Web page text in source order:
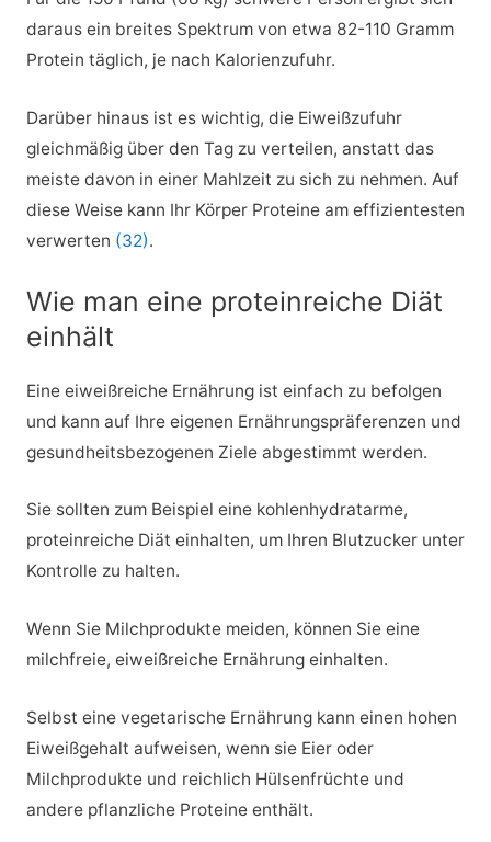
daraus ein breites Spektrum von etwa 82-110 Gramm
Protein täglich, je nach Kalorienzufuhr.
Darüber hinaus ist es wichtig, die Eiweißzufuhr
gleichmäßig über den Tag zu verteilen, anstatt das
meiste davon in einer Mahlzeit zu sich zu nehmen. Auf
diese Weise kann Ihr Körper Proteine am effizientesten
verwerten (32).
Wie man eine proteinreiche Diät
einhält
Eine eiweißreiche Ernährung ist einfach zu befolgen
und kann auf Ihre eigenen Ernährungspräferenzen und
gesundheitsbezogenen Ziele abgestimmt werden.
Sie sollten zum Beispiel eine kohlenhydratarme,
proteinreiche Diät einhalten, um Ihren Blutzucker unter
Kontrolle zu halten.
Wenn Sie Milchprodukte meiden, können Sie eine
milchfreie, eiweißreiche Ernährung einhalten.
Selbst eine vegetarische Ernährung kann einen hohen
Eiweißgehalt aufweisen, wenn sie Eier oder
Milchprodukte und reichlich Hülsenfrüchte und
andere pflanzliche Proteine enthält.